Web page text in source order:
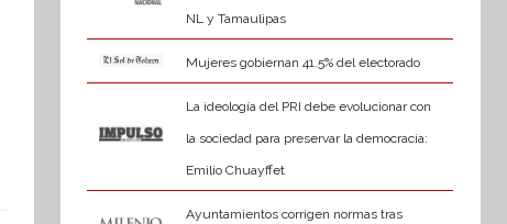
NL y Tamaulipas
Mujeres gobiernan 41.5% del electorado
La ideología del PRI debe evolucionar con
la sociedad para preservar la democracia:
Emilio Chuayffet
Ayuntamientos corrigen normas tras